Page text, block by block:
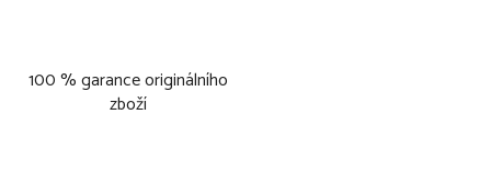
100 % garance originálního
zboží